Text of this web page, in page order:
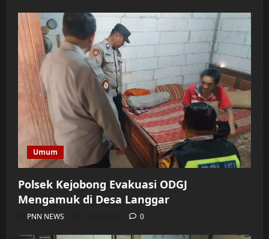
Umum
Polsek Kejobong Evakuasi ODGJ
Mengamuk di Desa Langgar
PNN NEWS 0